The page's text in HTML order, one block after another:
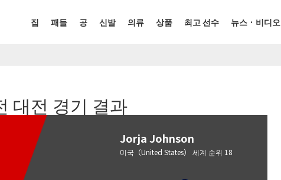
집 패들 공 신발 의류 상품 최고 선수 뉴스 · 비디오
대전 경기 결과
Jorja Johnson
미국（United States） 세계 순위 18